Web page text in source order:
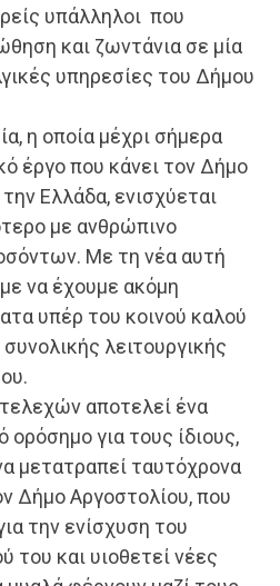
υπάλληλοι που
και ζωντάνια σε μία
υπηρεσίες του Δήμου
η οποία μέχρι σήμερα
έργο που κάνει τον Δήμο
Ελλάδα, ενισχύεται
με ανθρώπινο
Με τη νέα αυτή
να έχουμε ακόμη
υπέρ του κοινού καλού
λειτουργικής
αποτελεί ένα
για τους ίδιους,
μετατραπεί ταυτόχρονα
Δήμο Αργοστολίου, που
την ενίσχυση του
του και υιοθετεί νέες